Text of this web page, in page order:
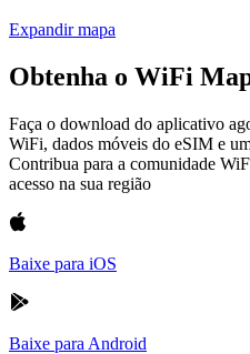
Expandir mapa
Obtenha o WiFi
Faça o download do aplicativo
WiFi, dados móveis do eSIM e
Contribua para a comunidade
acesso na sua região
Baixe para iOS
Baixe para Android